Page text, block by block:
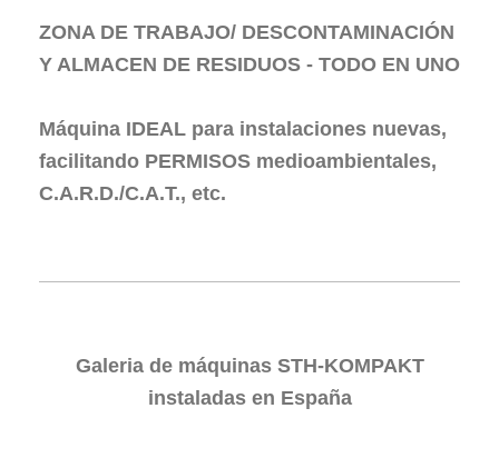
ZONA DE TRABAJO/ DESCONTAMINACIÓN
Y ALMACEN DE RESIDUOS - TODO EN UNO
Máquina IDEAL para instalaciones nuevas,
facilitando PERMISOS medioambientales,
C.A.R.D./C.A.T., etc.
Galeria de máquinas STH-KOMPAKT
instaladas en España